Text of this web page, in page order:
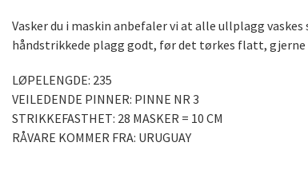
Vasker du i maskin anbefaler vi at alle ullplagg
håndstrikkede plagg godt, før det tørkes flatt, gjerne
LØPELENGDE: 235
VEILEDENDE PINNER: PINNE NR 3
STRIKKEFASTHET: 28 MASKER = 10 CM
RÅVARE KOMMER FRA: URUGUAY